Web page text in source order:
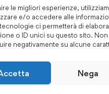
le migliori esperienze,
e/o accedere alle
ci permetterà di
o ID unici su questo sito.
negativamente su alcune
Nega